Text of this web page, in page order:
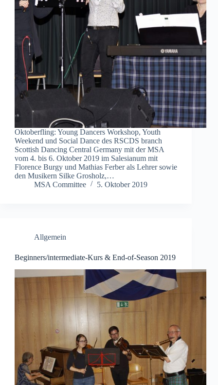
Oktoberfling: Young Dancers Workshop, Youth
Weekend und Social Dance des RSCDS branch
Scottish Dancing Central Germany mit der MSA
vom 4. bis 6. Oktober 2019 im Salesianum mit
Florence Burgy und Mathias Ferber als Lehrer sowie
den Musikern Silke Grosholz,…
MSA Committee
5. Oktober 2019
Allgemein
Beginners/intermediate-Kurs & End-of-Season 2019